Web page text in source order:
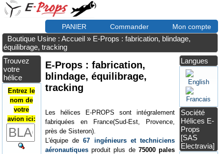
PANIER Commander Mon compte
Boutique Usine : Accueil » E-Props : fabrication, blindage,
équilibrage, tracking
Trouvez
votre
hélice
Entrez le
nom de
votre
avion ici:
E-Props : fabrication,
blindage, équilibrage,
tracking
Les hélices E-PROPS sont intégralement
fabriquées en France(Sud-Est, Provence,
près de Sisteron).
L'équipe de67 ingénieurs et techniciens
aéronautiques produit plus de 75000 pales
Langues
Société
Hélices E-
Props
[SAS
Electravia]